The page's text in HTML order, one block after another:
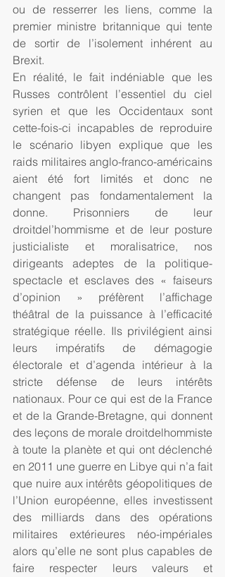
ou de resserrer les liens, comme la
premier ministre britannique qui tente
de sortir de l’isolement inhérent au
Brexit.
En réalité, le fait indéniable que les
Russes contrôlent l’essentiel du ciel
syrien et que les Occidentaux sont
cette-fois-ci incapables de reproduire
le scénario libyen explique que les
raids militaires anglo-franco-américains
aient été fort limités et donc ne
changent pas fondamentalement la
donne. Prisonniers de leur
droitdel’hommisme et de leur posture
justicialiste et moralisatrice, nos
dirigeants adeptes de la politique-
spectacle et esclaves des « faiseurs
d’opinion » préfèrent l’affichage
théâtral de la puissance à l’efficacité
stratégique réelle. Ils privilégient ainsi
leurs impératifs de démagogie
électorale et d’agenda intérieur à la
stricte défense de leurs intérêts
nationaux. Pour ce qui est de la France
et de la Grande-Bretagne, qui donnent
des leçons de morale droitdelhommiste
à toute la planète et qui ont déclenché
en 2011 une guerre en Libye qui n’a fait
que nuire aux intérêts géopolitiques de
l’Union européenne, elles investissent
des milliards dans des opérations
militaires extérieures néo-impériales
alors qu’elle ne sont plus capables de
faire respecter leurs valeurs et